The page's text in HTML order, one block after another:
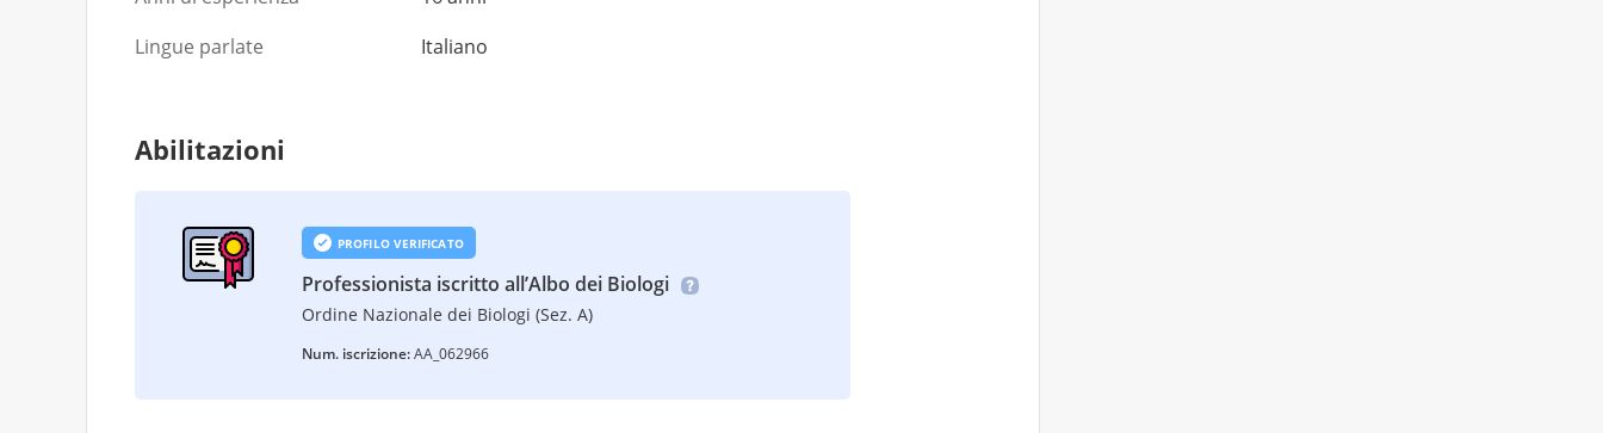
Lingue parlate
Italiano
Abilitazioni
PROFILO VERIFICATO
Professionista iscritto all’Albo dei Biologi
Ordine Nazionale dei Biologi (Sez. A)
Num. iscrizione:AA_062966